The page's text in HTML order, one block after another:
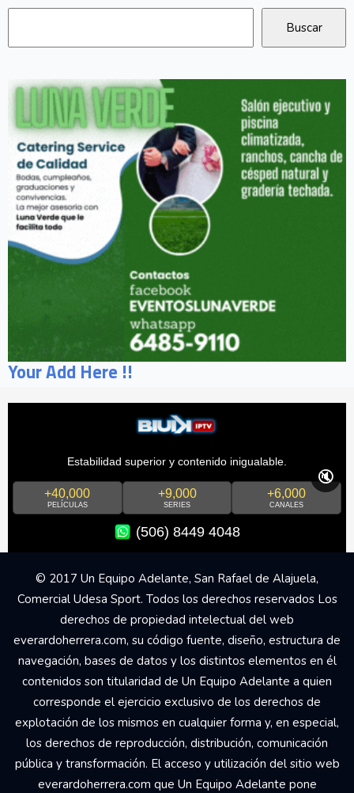
Your Add Here !!
Estabilidad superior y contenido inigualable.
+40,000
PELÍCULAS
+9,000
SERIES
+6,000
CANALES
(506) 8449 4048
🔇
© 2017 Un Equipo Adelante, San Rafael de Alajuela,
Comercial Udesa Sport. Todos los derechos reservados Los
derechos de propiedad intelectual del web
everardoherrera.com, su código fuente, diseño, estructura de
navegación, bases de datos y los distintos elementos en él
contenidos son titularidad de Un Equipo Adelante a quien
corresponde el ejercicio exclusivo de los derechos de
explotación de los mismos en cualquier forma y, en especial,
los derechos de reproducción, distribución, comunicación
pública y transformación. El acceso y utilización del sitio web
everardoherrera.com que Un Equipo Adelante pone